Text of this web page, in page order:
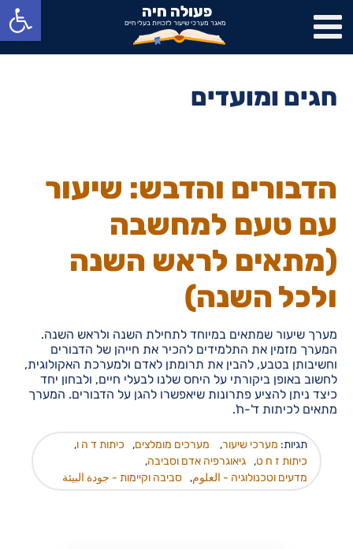
פתח סרגל נגישות פעולה חיה
מאגר מערכי שיעור לזכויות בעלי חיים
חגים ומועדים
הדבורים והדבש: שיעור
עם טעם למחשבה
(מתאים לראש השנה
ולכל השנה)
מערך שיעור שמתאים במיוחד לתחילת השנה ולראש השנה.
המערך מזמין את התלמידים להכיר את חייהן של הדבורים
וחשיבותן בטבע, להבין את תרומתן לאדם ולמערכת האקולוגית,
לחשוב באופן ביקורתי על היחס שלנו לבעלי חיים, ולבחון יחד
כיצד ניתן להציע פתרונות שיאפשרו להגן על הדבורים. המערך
מתאים לכיתות ד'-ח'.
תגיות: מערכי שיעור, מערכים מומלצים, כיתות ד ה ו,
כיתות ז ח ט, גיאוגרפיה אדם וסביבה,
מדעים וטכנולוגיה - العلوم, סביבה וקיימות - جودة البيئة